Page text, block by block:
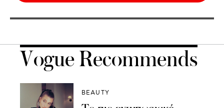
Vogue Recommends
BEAUTY